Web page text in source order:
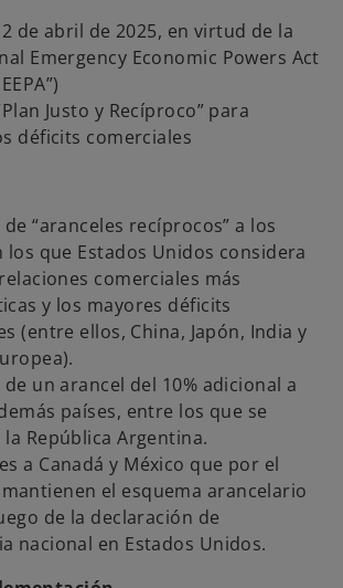
de abril de 2025, en virtud de la
Emergency Economic Powers Act
Justo y Recíproco” para
déficits comerciales
“aranceles recíprocos” a los
los que Estados Unidos considera
comerciales más
y los mayores déficits
(entre ellos, China, Japón, India y
un arancel del 10% adicional a
países, entre los que se
República Argentina.
a Canadá y México que por el
el esquema arancelario
de la declaración de
nacional en Estados Unidos.